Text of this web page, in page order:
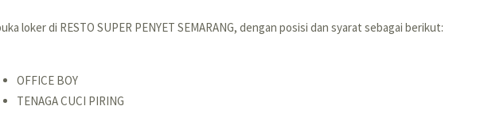
loker di RESTO SUPER PENYET SEMARANG, dengan posisi dan syarat sebagai berikut:
OFFICE BOY
TENAGA CUCI PIRING